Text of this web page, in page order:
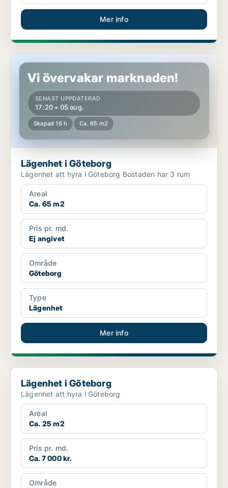
Mer info
Lägenhet i Göteborg
Vi övervakar marknaden!
SENAST UPPDATERAD
17:20 • 05 aug.
Skapad 16 h Ca. 65 m2
Lägenhet i Göteborg
Lägenhet att hyra i Göteborg Bostaden har 3 rum
Areal
Ca. 65 m2
Pris pr. md.
Ej angivet
Område
Göteborg
Type
Lägenhet
Mer info
Lägenhet i Göteborg
Lägenhet i Göteborg
Lägenhet att hyra i Göteborg
Areal
Ca. 25 m2
Pris pr. md.
Ca. 7 000 kr.
Område